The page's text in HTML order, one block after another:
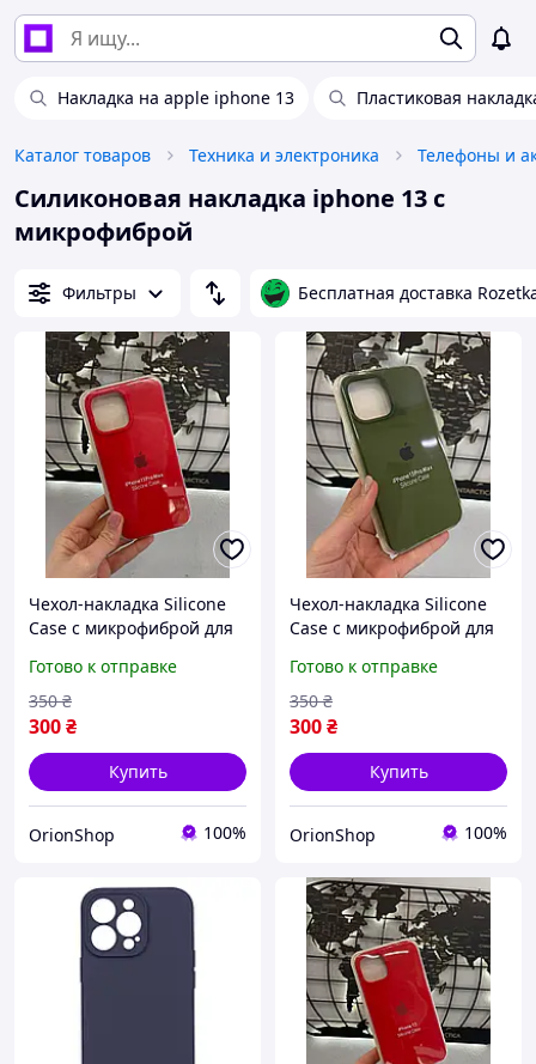
Накладка на apple iphone 13 Пластиковая
Каталог товаров Техника и электроника Телефоны и
Силиконовая накладка iphone 13 с
микрофиброй
Фильтры Бесплатная доставка
Чехол-накладка Silicone
Case с микрофиброй для
Max,Силиконовый чехол
для Айфон 13 Про Макс
Готово к отправке
300₴
350 ₴
Купить
OrionShop 100%
Чехол-накладка Silicone
Case с микрофиброй для
Max,Силиконовый чехол
для Айфон 13 Про Макс
Готово к отправке
300₴
350 ₴
Купить
OrionShop 100%